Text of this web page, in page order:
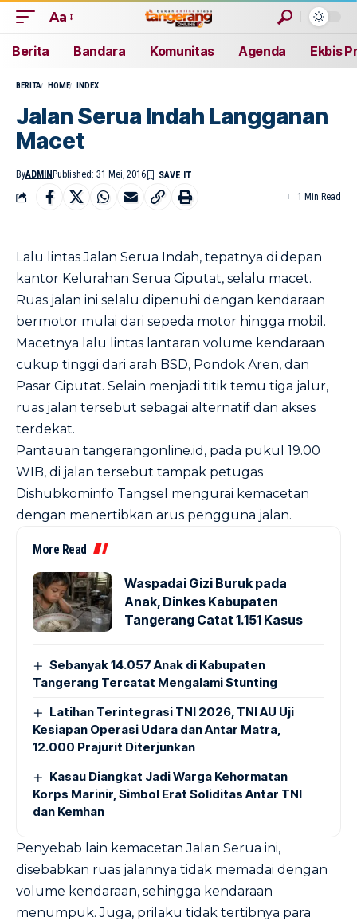
Aa
Berita Bandara Komunitas Agenda Ekbis
BERITA HOME INDEX
Jalan Serua Indah Langganan
Macet
ByADMIN Published: 31 Mei, 2016
1 Min Read
Lalu lintas Jalan Serua Indah, tepatnya di depan
kantor Kelurahan Serua Ciputat, selalu macet.
Ruas jalan ini selalu dipenuhi dengan kendaraan
bermotor mulai dari sepeda motor hingga mobil.
Macetnya lalu lintas lantaran volume kendaraan
cukup tinggi dari arah BSD, Pondok Aren, dan
Pasar Ciputat. Selain menjadi titik temu tiga jalur,
ruas jalan tersebut sebagai alternatif dan akses
terdekat.
Pantauan tangerangonline.id, pada pukul 19.00
WIB, di jalan tersebut tampak petugas
Dishubkominfo Tangsel mengurai kemacetan
dengan menertibkan arus pengguna jalan.
More Read
Waspadai Gizi Buruk pada
Anak, Dinkes Kabupaten
Tangerang Catat 1.151 Kasus
Sebanyak 14.057 Anak di Kabupaten
Tangerang Tercatat Mengalami Stunting
Latihan Terintegrasi TNI 2026, TNI AU Uji
Kesiapan Operasi Udara dan Antar Matra,
12.000 Prajurit Diterjunkan
Kasau Diangkat Jadi Warga Kehormatan
Korps Marinir, Simbol Erat Soliditas Antar TNI
dan Kemhan
Penyebab lain kemacetan Jalan Serua ini,
disebabkan ruas jalannya tidak memadai dengan
volume kendaraan, sehingga kendaraan
menumpuk. Juga, prilaku tidak tertibnya para